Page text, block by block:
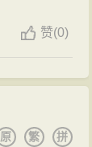
赞(0)
拼
繁
原